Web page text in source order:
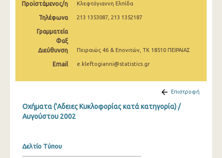
Νοεμβρίου 2024
Οκτωβρίου 2024
Σεπτεμβρίου 2024
Αυγούστου 2024
Ιουνίου 2024
Προϊστάμενος/η Κλεφτόγιαννη Ελπίδα
Τηλέφωνα 213 1353087, 213 1352187
Γραμματεία
Φαξ
Διεύθυνση
Πειραιώς 46 & Επονιτών, ΤΚ 18510 ΠΕΙΡΑΙΑΣ
Email e.kleftogianni@statistics.gr
Επιστροφή
Οχήματα ('Αδειες Κυκλοφορίας κατά κατηγορία) /
Αυγούστου 2002
Δελτίο Τύπου